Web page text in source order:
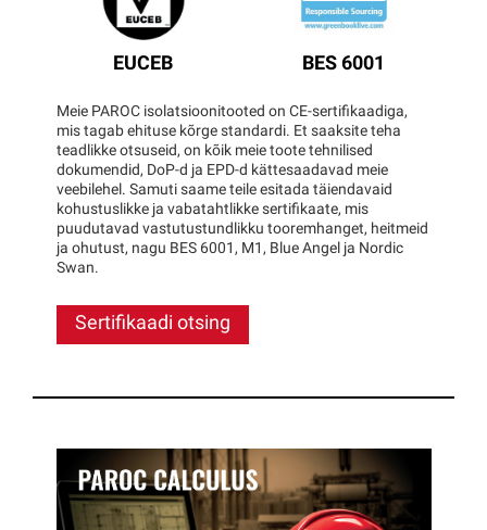
EUCEB BES 6001
Meie PAROC isolatsioonitooted on CE-sertifikaadiga,
mis tagab ehituse kõrge standardi. Et saaksite teha
teadlikke otsuseid, on kõik meie toote tehnilised
dokumendid, DoP-d ja EPD-d kättesaadavad meie
veebilehel. Samuti saame teile esitada täiendavaid
kohustuslikke ja vabatahtlikke sertifikaate, mis
puudutavad vastutustundlikku tooremhanget, heitmeid
ja ohutust, nagu BES 6001, M1, Blue Angel ja Nordic
Swan.
Sertifikaadi otsing